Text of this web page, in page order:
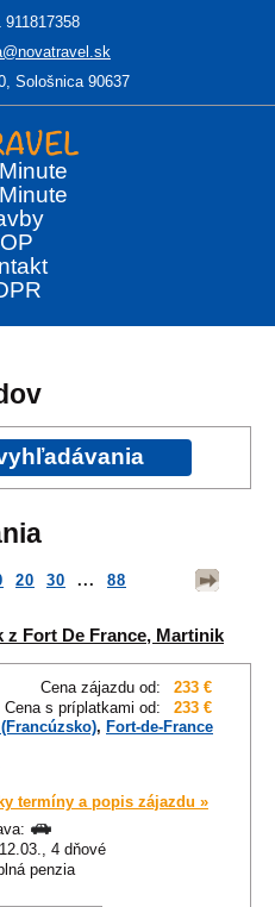
911817358
Sološnica 90637
20 30 ... 88
z Fort De France, Martinik
Cena zájazdu od:
233 €
Cena s príplatkami od:
233 €
, Fort-de-France
termíny a popis zájazdu »
4 dňové
penzia